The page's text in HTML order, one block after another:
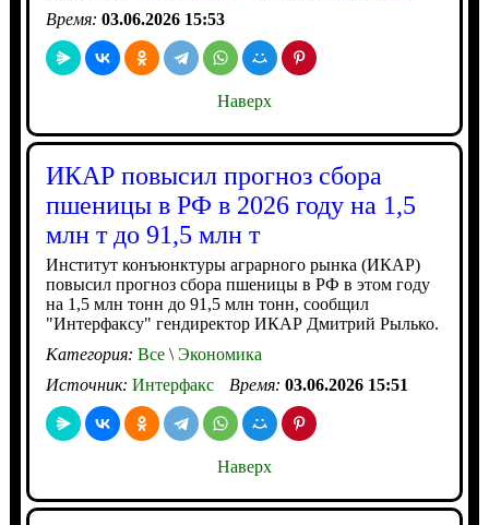
Время: 03.06.2026 15:53
Наверх
ИКАР повысил прогноз сбора
пшеницы в РФ в 2026 году на 1,5
млн т до 91,5 млн т
Институт конъюнктуры аграрного рынка (ИКАР)
повысил прогноз сбора пшеницы в РФ в этом году
на 1,5 млн тонн до 91,5 млн тонн, сообщил
"Интерфаксу" гендиректор ИКАР Дмитрий Рылько.
Категория: Все\Экономика
Источник: Интерфакс Время: 03.06.2026 15:51
Наверх